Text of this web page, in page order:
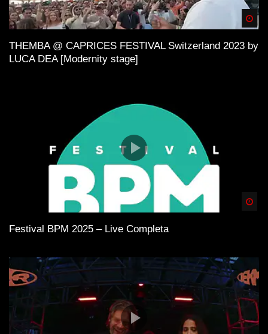
THEMBA @ CAPRICES FESTIVAL Switzerland 2023 by
LUCA DEA [Modernity stage]
Festival BPM 2025 – Live Completa